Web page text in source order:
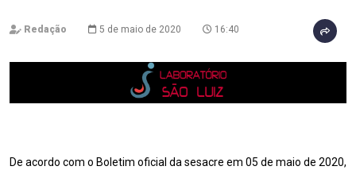
Redação 5 de maio de 2020 16:40
De acordo com o Boletim oficial da sesacre em 05 de maio de 2020,